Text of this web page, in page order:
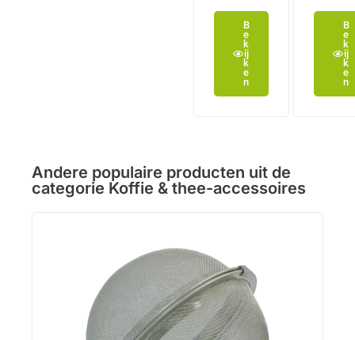
B
e
k
ij
k
e
n
B
e
k
ij
k
e
n
Andere populaire producten uit de
categorie Koffie & thee-accessoires